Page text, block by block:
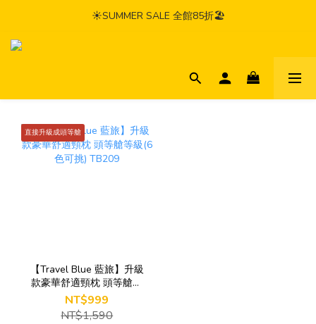
☀️SUMMER SALE 全館85折🏖️
直接升級成頭等艙
【Travel Blue 藍旅】升級
款豪華舒適頸枕 頭等艙等
級(6色可挑) TB209
NT$999
NT$1,590